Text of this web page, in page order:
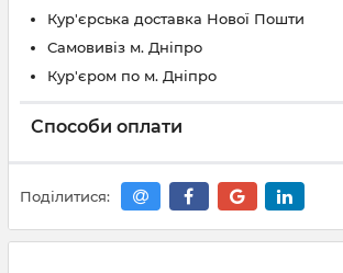
Кур'єрська доставка Нової Пошти
Самовивіз м. Дніпро
Кур'єром по м. Дніпро
Способи оплати
Поділитися: